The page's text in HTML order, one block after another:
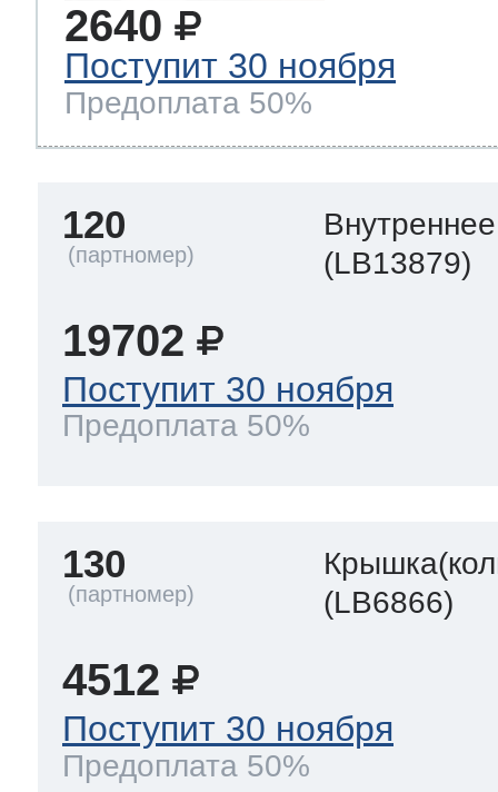
2640
Поступит 30 ноября
Предоплата 50%
120
(LB13879)
19702
Поступит 30 ноября
Предоплата 50%
130
(LB6866)
4512
Поступит 30 ноября
Предоплата 50%